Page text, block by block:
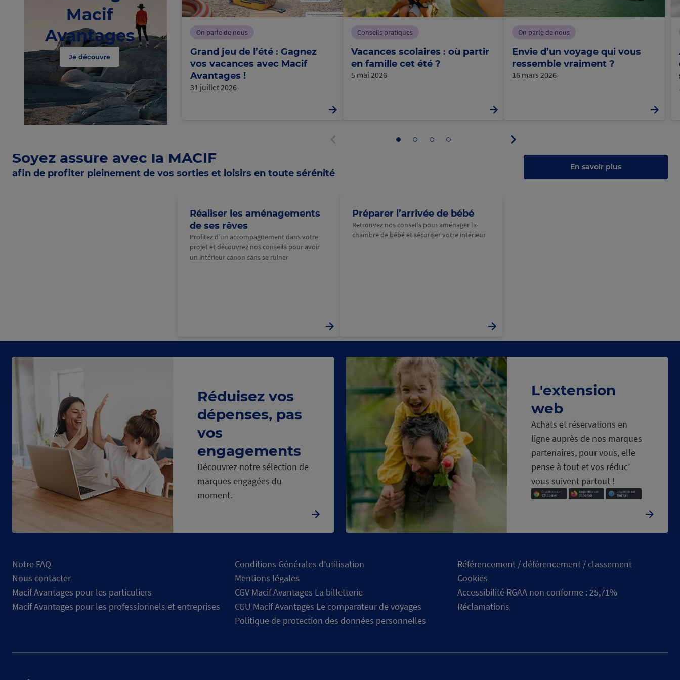
Macif
Avantages
Je découvre
On parle de nous
Grand jeu de l’été : Gagnez
vos vacances avec Macif
Avantages !
31 juillet 2026
Conseils pratiques
Vacances scolaires : où partir
en famille cet été ?
5 mai 2026
On parle de nous
Envie d’un voyage qui vous
ressemble vraiment ?
16 mars 2026
Aller Aller Aller Aller
Panneau
suivant
Soyez assuré avec la MACIF
afin de profiter pleinement de vos sorties et loisirs en toute sérénité
En savoir plus
Réaliser les aménagements
de ses rêves
Profitez d’un accompagnement dans votre
projet et découvrez nos conseils pour avoir
un intérieur canon sans se ruiner
Préparer l’arrivée de bébé
Retrouvez nos conseils pour aménager la
chambre de bébé et sécuriser votre intérieur
Réduisez vos
dépenses, pas
vos
engagements
Découvrez notre sélection de
marques engagées du
moment.
L'extension
web
Achats et réservations en
ligne auprès de nos marques
partenaires, pour vous, elle
pense à tout et vos réduc’
vous suivent partout !
Notre FAQ
Nous contacter
Macif Avantages pour les particuliers
Macif Avantages pour les professionnels et entreprises
Conditions Générales d’utilisation
Mentions légales
CGV Macif Avantages La billetterie
CGU Macif Avantages Le comparateur de voyages
Politique de protection des données personnelles
Référencement / déférencement / classement
Cookies
Accessibilité RGAA non conforme : 25,71%
Réclamations